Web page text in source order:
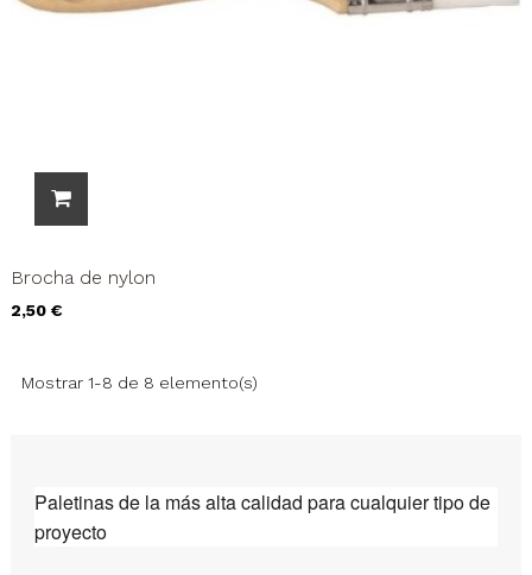
Brocha de nylon
Precio
2,50 €
Mostrar 1-8 de 8 elemento(s)
Paletinas de la más alta calidad para cualquier tipo de
proyecto